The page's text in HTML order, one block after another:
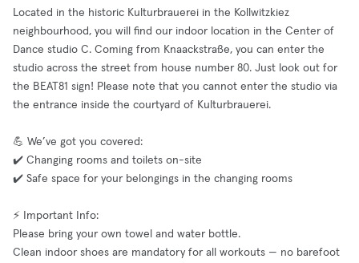
Located in the historic Kulturbrauerei in the Kollwitzkiez
neighbourhood, you will find our indoor location in the Center of
Dance studio C. Coming from Knaackstraße, you can enter the
studio across the street from house number 80. Just look out for
the BEAT81 sign! Please note that you cannot enter the studio via
the entrance inside the courtyard of Kulturbrauerei.
💪 We’ve got you covered:
✔️ Changing rooms and toilets on-site
✔️ Safe space for your belongings in the changing rooms
⚡ Important Info:
Please bring your own towel and water bottle.
Clean indoor shoes are mandatory for all workouts — no barefoot